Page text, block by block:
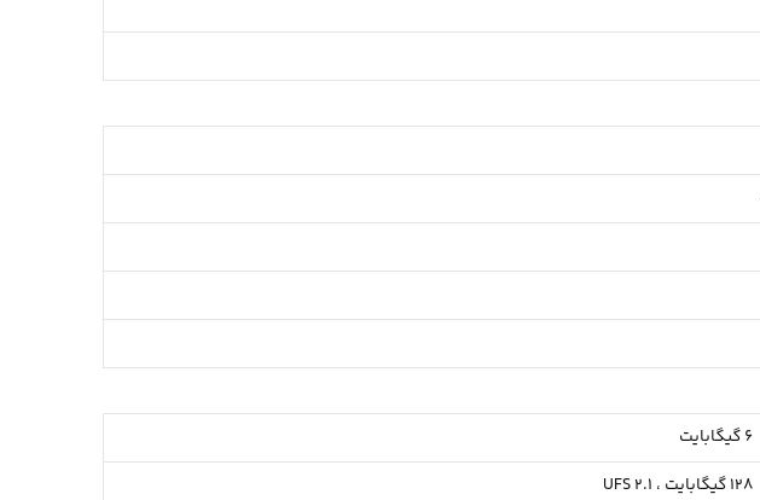
6 گیگابایت
128 گیگابایت ،
UFS 2.1